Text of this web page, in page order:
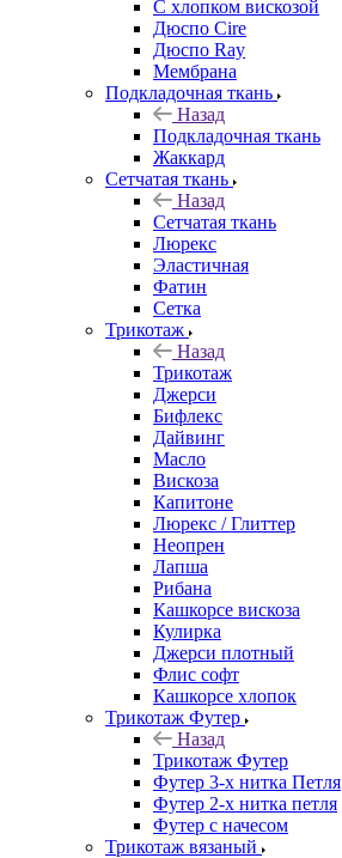
С хлопком вискозой
Дюспо Cire
Дюспо Ray
Мембрана
Подкладочная ткань
Назад
Подкладочная ткань
Жаккард
Сетчатая ткань
Назад
Сетчатая ткань
Люрекс
Эластичная
Фатин
Сетка
Трикотаж
Назад
Трикотаж
Джерси
Бифлекс
Дайвинг
Масло
Вискоза
Капитоне
Люрекс / Глиттер
Неопрен
Лапша
Рибана
Кашкорсе вискоза
Кулирка
Джерси плотный
Флис софт
Кашкорсе хлопок
Трикотаж Футер
Назад
Трикотаж Футер
Футер 3-х нитка Петля
Футер 2-х нитка петля
Футер с начесом
Трикотаж вязаный